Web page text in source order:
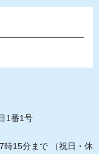
1番1号
時15分まで
（祝日・休